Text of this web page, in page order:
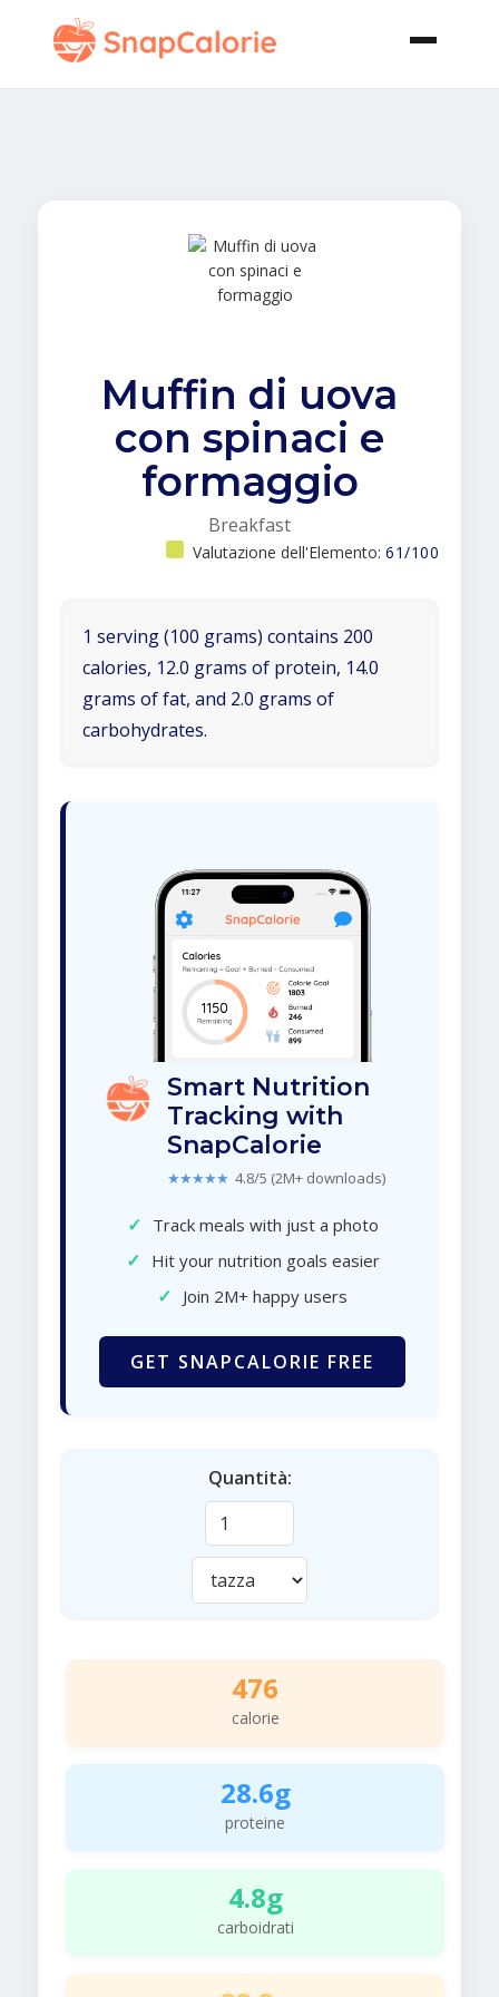
Muffin di uova
con spinaci e
formaggio
Breakfast
Valutazione dell'Elemento: 61/100
1 serving (100 grams) contains 200
calories, 12.0 grams of protein, 14.0
grams of fat, and 2.0 grams of
carbohydrates.
Smart Nutrition
Tracking with
SnapCalorie
★★★★★ 4.8/5 (2M+ downloads)
✓ Track meals with just a photo
✓ Hit your nutrition goals easier
✓ Join 2M+ happy users
GET SNAPCALORIE FREE
Quantità:
476
calorie
28.6g
proteine
4.8g
carboidrati